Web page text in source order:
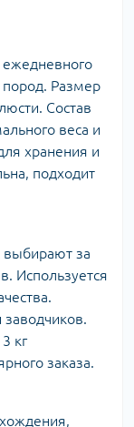
ежедневного
Размер
Состав
веса и
хранения и
подходит
выбирают за
Используется
кг
заказа.